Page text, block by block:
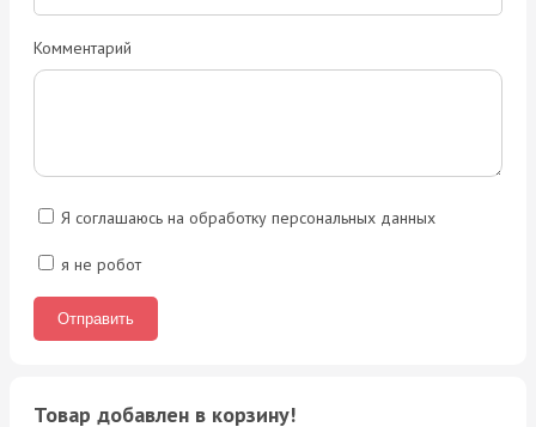
Комментарий
Я соглашаюсь на обработку персональных данных
я не робот
Товар добавлен в корзину!